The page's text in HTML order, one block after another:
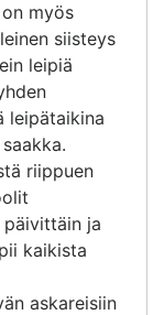
myös
siisteys
leipiä
leipätaikina
riippuen
ja
kaikista
askareisiin